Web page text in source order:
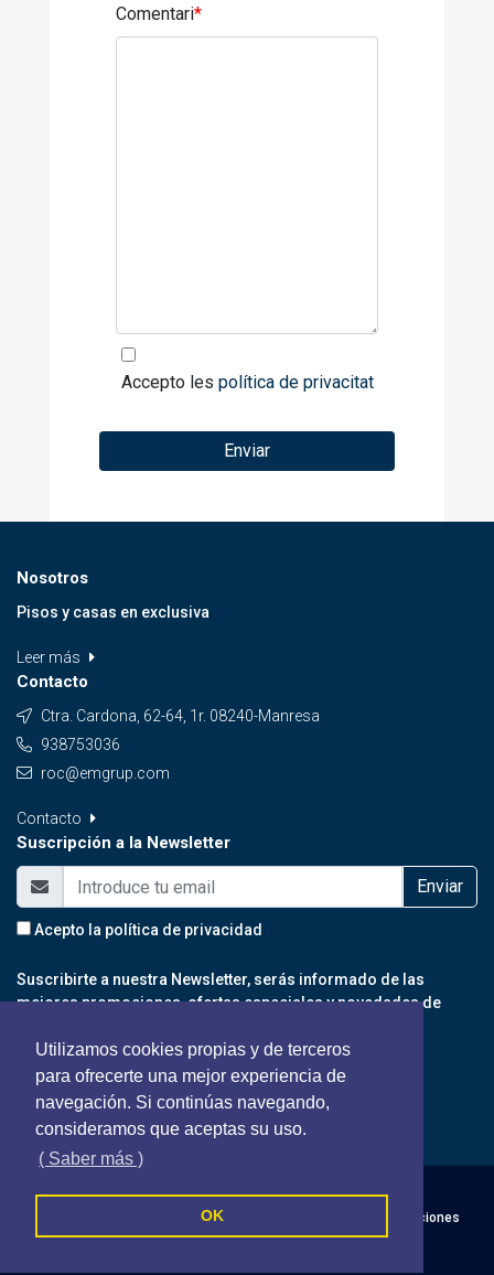
Utilizamos cookies propias y de terceros
para ofrecerte una mejor experiencia de
navegación. Si continúas navegando,
consideramos que aceptas su uso.
( Saber más )
OK
Comentari*
Accepto les política de privacitat
Enviar
Nosotros
Pisos y casas en exclusiva
Leer más
Contacto
Ctra. Cardona, 62-64, 1r. 08240-Manresa
938753036
roc@emgrup.com
Contacto
Suscripción a la Newsletter
Enviar
Acepto la política de privacidad
Suscribirte a nuestra Newsletter, serás informado de las
mejores promociones, ofertas especiales y novedades de
Roc Consultors - Todos los derechos reservados
Política de privacidad Terminos y Condiciones